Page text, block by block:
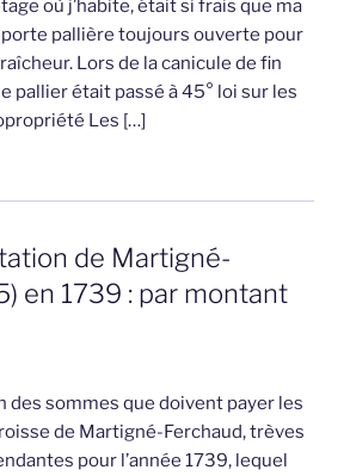
où j’habite, était si frais que ma
pallière toujours ouverte pour
Lors de la canicule de fin
pallier était passé à 45° loi sur les
Les […]
de Martigné-
en 1739 : par montant
des sommes que doivent payer les
de Martigné-Ferchaud, trèves
pour l’année 1739, lequel